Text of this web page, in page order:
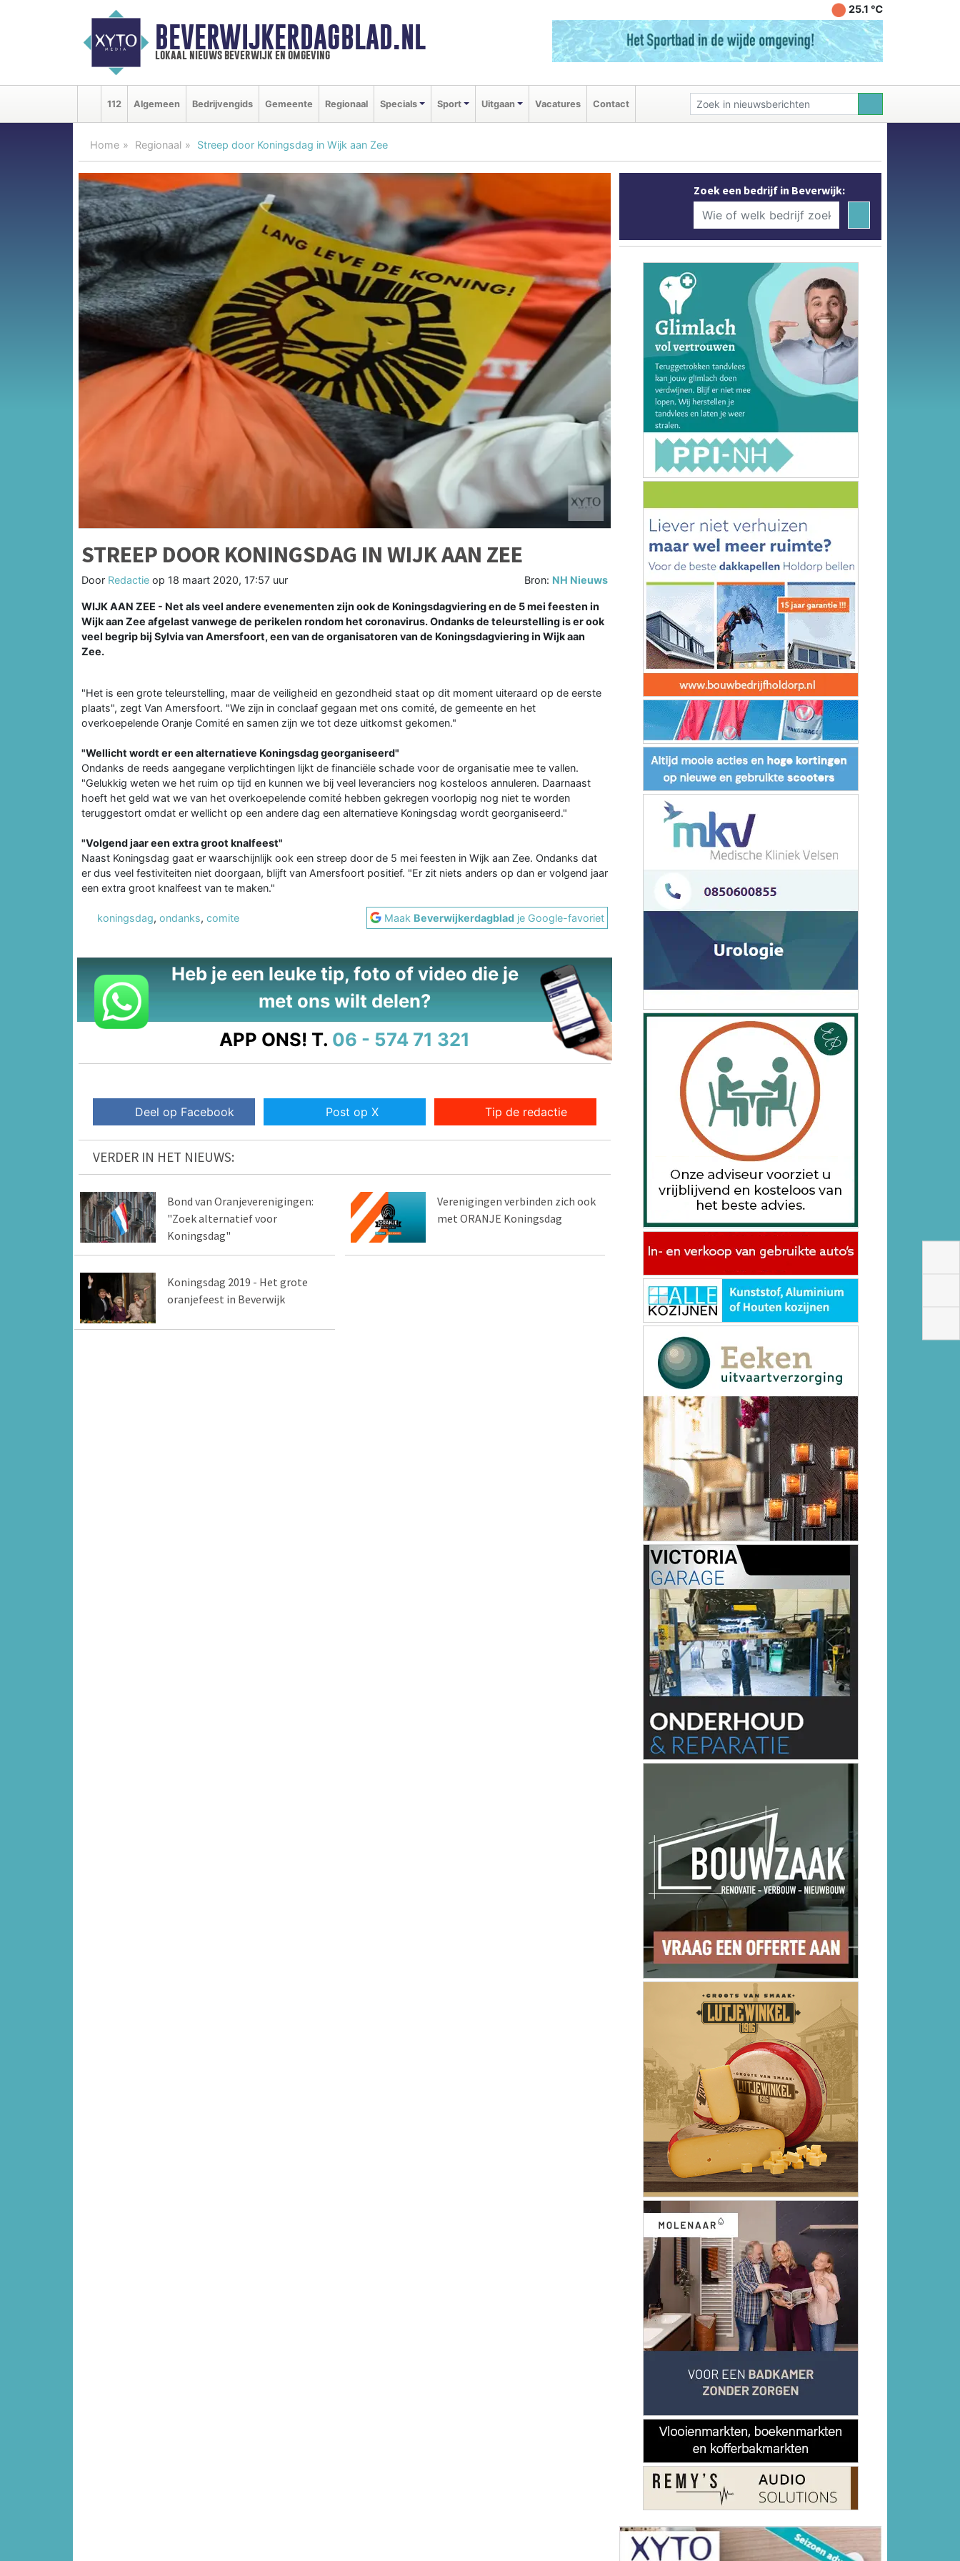
BEVERWIJKERDAGBLAD.NL
lokaal nieuws beverwijk en omgeving
25.1 ℃
112 Algemeen Bedrijvengids Gemeente Regionaal Specials Sport Uitgaan Vacatures Contact
Home Regionaal Streep door Koningsdag in Wijk aan Zee
STREEP DOOR KONINGSDAG IN WIJK AAN ZEE
Door Redactie op 18 maart 2020, 17:57 uur Bron: NH Nieuws
WIJK AAN ZEE - Net als veel andere evenementen zijn ook de Koningsdagviering en de 5 mei feesten in
Wijk aan Zee afgelast vanwege de perikelen rondom het coronavirus. Ondanks de teleurstelling is er ook
veel begrip bij Sylvia van Amersfoort, een van de organisatoren van de Koningsdagviering in Wijk aan
Zee.
"Het is een grote teleurstelling, maar de veiligheid en gezondheid staat op dit moment uiteraard op de eerste
plaats", zegt Van Amersfoort. "We zijn in conclaaf gegaan met ons comité, de gemeente en het
overkoepelende Oranje Comité en samen zijn we tot deze uitkomst gekomen."
"Wellicht wordt er een alternatieve Koningsdag georganiseerd"
Ondanks de reeds aangegane verplichtingen lijkt de financiële schade voor de organisatie mee te vallen.
"Gelukkig weten we het ruim op tijd en kunnen we bij veel leveranciers nog kosteloos annuleren. Daarnaast
hoeft het geld wat we van het overkoepelende comité hebben gekregen voorlopig nog niet te worden
teruggestort omdat er wellicht op een andere dag een alternatieve Koningsdag wordt georganiseerd."
"Volgend jaar een extra groot knalfeest"
Naast Koningsdag gaat er waarschijnlijk ook een streep door de 5 mei feesten in Wijk aan Zee. Ondanks dat
er dus veel festiviteiten niet doorgaan, blijft van Amersfoort positief. "Er zit niets anders op dan er volgend jaar
een extra groot knalfeest van te maken."
koningsdag, ondanks, comite Maak Beverwijkerdagblad je Google-favoriet
Heb je een leuke tip, foto of video die je
met ons wilt delen?
APP ONS! T. 06 - 574 71 321
Deel op Facebook Post op X Tip de redactie
VERDER IN HET NIEUWS:
Bond van Oranjeverenigingen:
"Zoek alternatief voor
Koningsdag"
Verenigingen verbinden zich ook
met ORANJE Koningsdag
Koningsdag 2019 - Het grote
oranjefeest in Beverwijk
Zoek een bedrijf in Beverwijk: